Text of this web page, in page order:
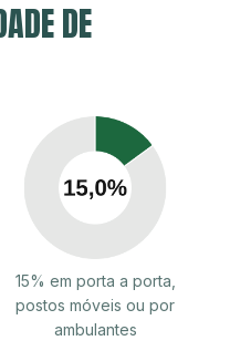
DE
15% em porta a porta,
postos móveis ou por
ambulantes